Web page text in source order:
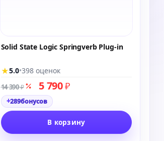
Solid State Logic Springverb Plug-in
★5.0•398 оценок
14 390₽ 5 790₽
+289бонусов
В корзину